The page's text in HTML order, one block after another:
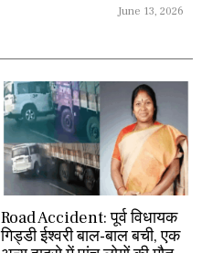
June 13, 2026
Road Accident: पूर्व विधायक
गिड्डी ईश्वरी बाल-बाल बची, एक